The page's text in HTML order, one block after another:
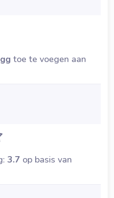
toe te voegen aan
3.7 op basis van